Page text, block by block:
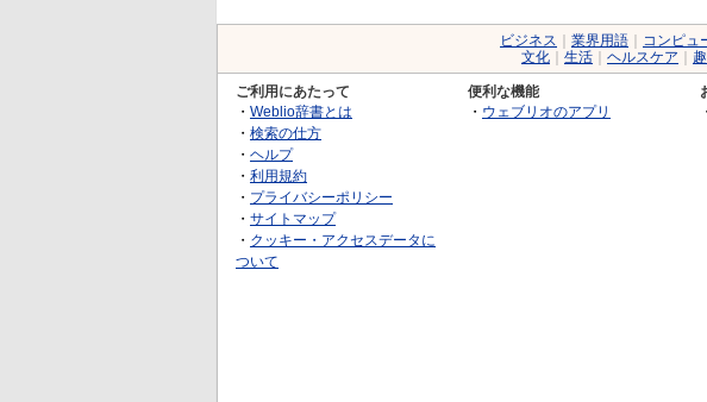
ビジネス 業界用語 コンピュ
文化
生活 ヘルスケア
ご利用にあたって
・ Weblio辞書とは
・ 検索の仕方
・ ヘルプ
・ 利用規約
・ プライバシーポリシー
・ サイトマップ
・ クッキー・アクセスデータに
ついて
便利な機能
・ ウェブリオのアプリ
・